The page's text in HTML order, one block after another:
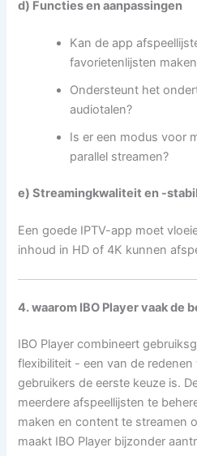
d) Functies en aanpassingen
Kan de app
favorietenlijsten
Ondersteunt het
audiotalen?
Is er een modus voor
parallel streamen?
e) Streamingkwaliteit en -
Een goede IPTV-app moet
inhoud in HD of 4K kunnen
4. waarom IBO Player vaak de
IBO Player combineert
flexibiliteit - een van de
gebruikers de eerste keuze is.
meerdere afspeellijsten te
maken en content te streamen
maakt IBO Player bijzonder